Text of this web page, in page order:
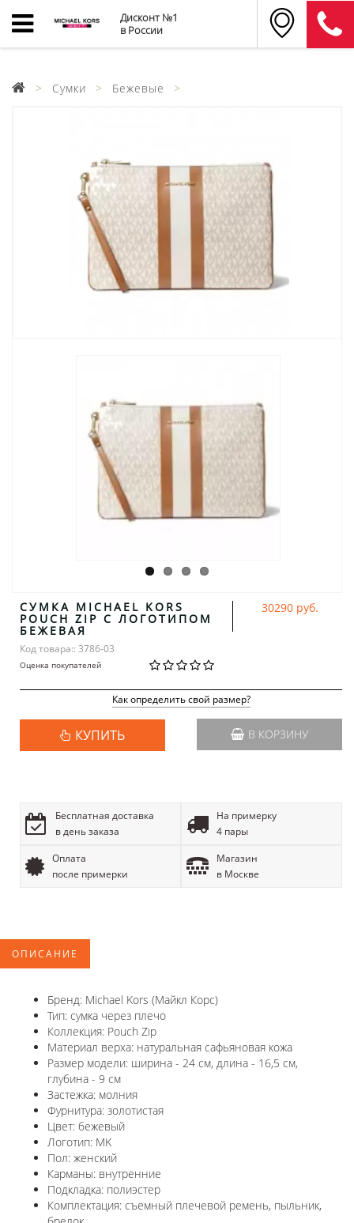
Дисконт №1
в России
Сумки Бежевые
СУМКА MICHAEL KORS
POUCH ZIP С ЛОГОТИПОМ
БЕЖЕВАЯ
Код товара:: 3786-03
Оценка покупателей
30290 руб.
Как определить свой размер?
КУПИТЬ В КОРЗИНУ
Бесплатная доставка
в день заказа
На примерку
4 пары
Оплата
после примерки
Магазин
в Москве
ОПИСАНИЕ
Бренд: Michael Kors (Майкл Корс)
Тип: сумка через плечо
Коллекция: Pouch Zip
Материал верха: натуральная сафьяновая кожа
Размер модели: ширина - 24 см, длина - 16,5 см,
глубина - 9 см
Застежка: молния
Фурнитура: золотистая
Цвет: бежевый
Логотип: MK
Пол: женский
Карманы: внутренние
Подкладка: полиэстер
Комплектация: съемный плечевой ремень, пыльник,